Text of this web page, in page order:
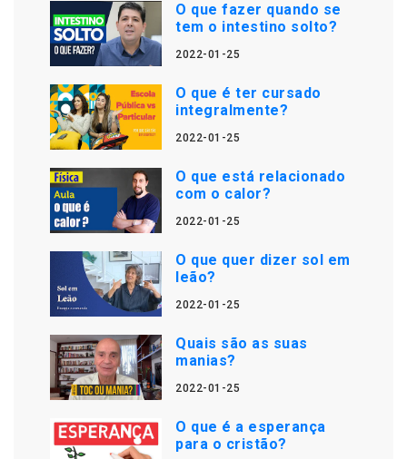
O que fazer quando se
tem o intestino solto?
2022-01-25
O que é ter cursado
integralmente?
2022-01-25
O que está relacionado
com o calor?
2022-01-25
O que quer dizer sol em
leão?
2022-01-25
Quais são as suas
manias?
2022-01-25
O que é a esperança
para o cristão?